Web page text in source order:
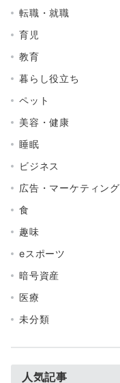
転職・就職
育児
教育
暮らし役立ち
ペット
美容・健康
睡眠
ビジネス
広告・マーケティング
食
趣味
eスポーツ
暗号資産
医療
未分類
人気記事